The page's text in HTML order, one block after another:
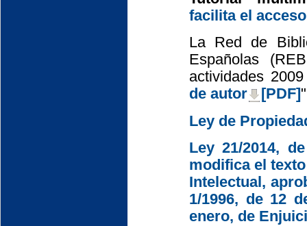
facilita el
La Red de
Españolas
actividades
de autor
[PDF]"
Ley de
Ley 21/2014,
modifica el
Intelectual,
1/1996, de 12
enero, de